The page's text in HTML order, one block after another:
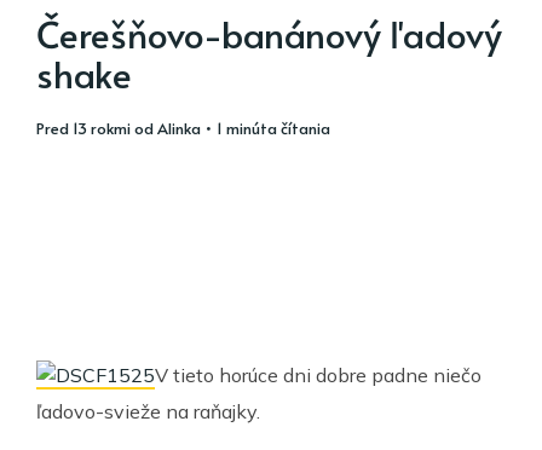
Čerešňovo-banánový ľadový
shake
pred 13 rokmiodAlinka • 1 minúta čítania
V tieto horúce dni dobre padne niečo
ľadovo-svieže na raňajky.